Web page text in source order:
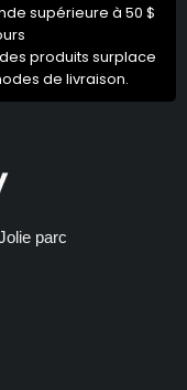
supérieure à 50 $
produits surplace
de livraison.
parc